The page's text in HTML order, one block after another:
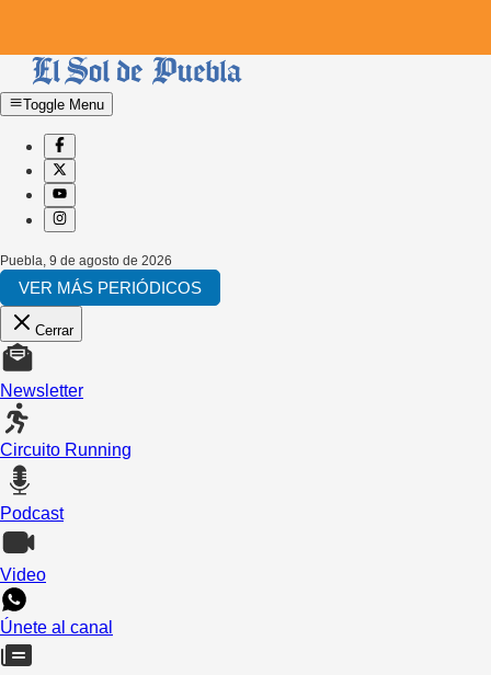
Toggle Menu
Puebla 9 de agosto de 2026
VER MÁS PERIÓDICOS
Cerrar
Newsletter
Circuito Running
Podcast
Video
Únete al canal